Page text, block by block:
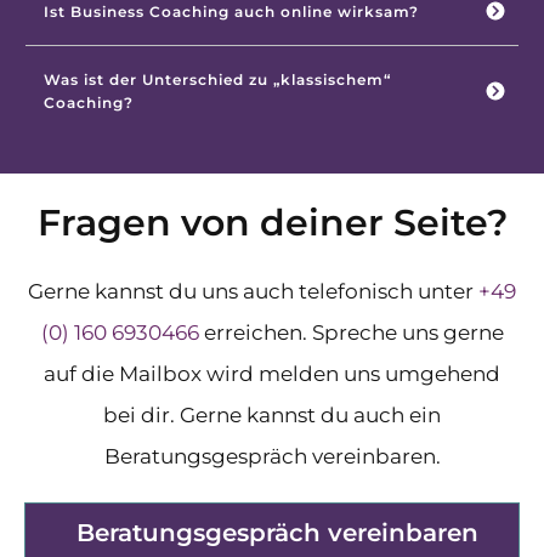
Ist Business Coaching auch online wirksam?
Was ist der Unterschied zu „klassischem“
Coaching?
Fragen von deiner Seite?
Gerne kannst du uns auch telefonisch unter +49
(0) 160 6930466erreichen. Spreche uns gerne
auf die Mailbox wird melden uns umgehend
bei dir. Gerne kannst du auch ein
Beratungsgespräch vereinbaren.
Beratungsgespräch vereinbaren